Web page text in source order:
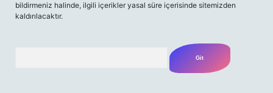
bildirmeniz halinde, ilgili içerikler yasal süre içerisinde sitemizden
kaldırılacaktır.